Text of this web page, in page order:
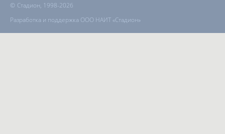
© Стадион, 1998-2026
Разработка и поддержка ООО НАИТ «Стадион»